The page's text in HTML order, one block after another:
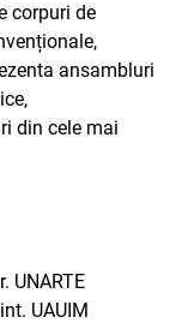
corpuri de
ansambluri
din cele mai
UNARTE
UAUIM